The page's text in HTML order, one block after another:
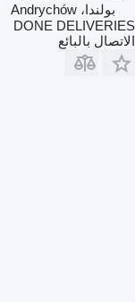
بولندا، Andrychów
DONE DELIVERIES
الاتصال بالبائع